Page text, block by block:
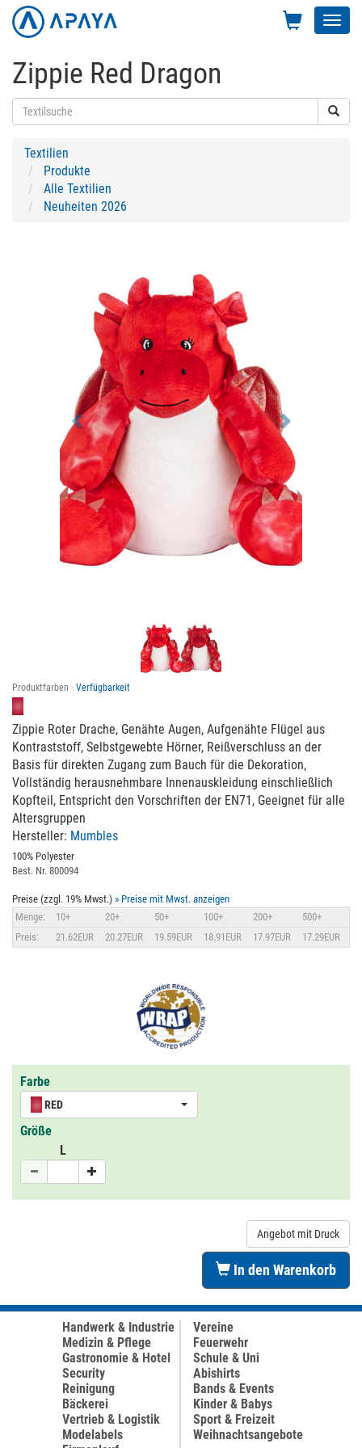
Zippie Red Dragon
Textilien
Produkte
Alle Textilien
Neuheiten 2026
Produktfarben · Verfügbarkeit
Zippie Roter Drache, Genähte Augen, Aufgenähte Flügel aus
Kontraststoff, Selbstgewebte Hörner, Reißverschluss an der
Basis für direkten Zugang zum Bauch für die Dekoration,
Vollständig herausnehmbare Innenauskleidung einschließlich
Kopfteil, Entspricht den Vorschriften der EN71, Geeignet für alle
Altersgruppen
Hersteller: Mumbles
100% Polyester
Best. Nr. 800094
Preise (zzgl. 19% Mwst.) » Preise mit Mwst. anzeigen
Menge:
10+ 20+ 50+ 100+ 200+
500+
Preis:
21.62EUR 20.27EUR 19.59EUR 18.91EUR 17.97EUR 17.29EUR
Farbe
RED
Größe
L
Angebot mit Druck
In den Warenkorb
Handwerk & Industrie
Medizin & Pflege
Gastronomie & Hotel
Security
Reinigung
Bäckerei
Vertrieb & Logistik
Modelabels
Vereine
Feuerwehr
Schule & Uni
Abishirts
Bands & Events
Kinder & Babys
Sport & Freizeit
Weihnachtsangebote